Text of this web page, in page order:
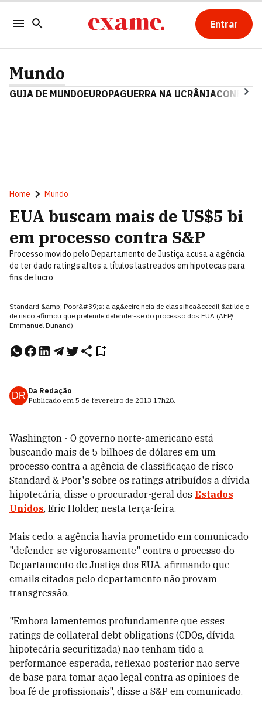
Entrar
Mundo
GUIA DE MUNDOEUROPAGUERRA NA UCRÂNIA
Home Mundo
EUA buscam mais de US$5 bi
em processo contra S&P
Processo movido pelo Departamento de Justiça acusa a agência
de ter dado ratings altos a títulos lastreados em hipotecas para
fins de lucro
Standard &amp; Poor&#39;s: a ag&ecirc;ncia de classifica&ccedil;&atilde;o
de risco afirmou que pretende defender-se do processo dos EUA (AFP/
Emmanuel Dunand)
DR Da Redação
Publicado em 5 de fevereiro de 2013 17h28.
Washington - O governo norte-americano está
buscando mais de 5 bilhões de dólares em um
processo contra a agência de classificação de risco
Standard & Poor's sobre os ratings atribuídos a dívida
hipotecária, disse o procurador-geral dos Estados
Unidos, Eric Holder, nesta terça-feira.
Mais cedo, a agência havia prometido em comunicado
"defender-se vigorosamente" contra o processo do
Departamento de Justiça dos EUA, afirmando que
emails citados pelo departamento não provam
transgressão.
"Embora lamentemos profundamente que esses
ratings de collateral debt obligations (CDOs, dívida
hipotecária securitizada) não tenham tido a
performance esperada, reflexão posterior não serve
de base para tomar ação legal contra as opiniões de
boa fé de profissionais", disse a S&P em comunicado.